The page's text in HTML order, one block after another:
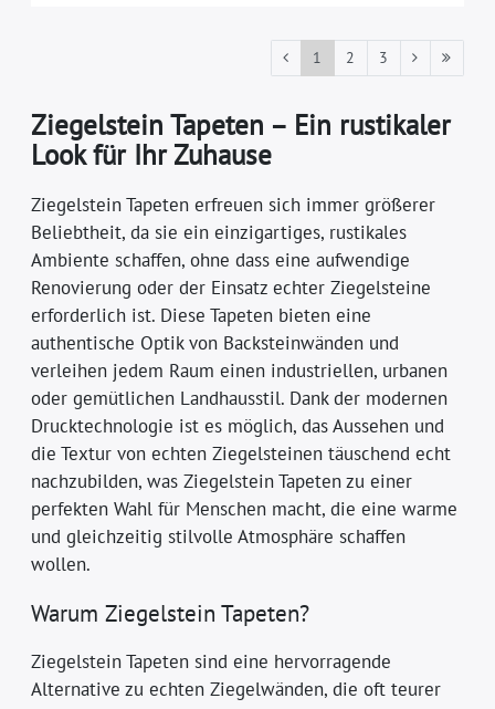
1 2 3
Ziegelstein Tapeten – Ein rustikaler
Look für Ihr Zuhause
Ziegelstein Tapeten erfreuen sich immer größerer
Beliebtheit, da sie ein einzigartiges, rustikales
Ambiente schaffen, ohne dass eine aufwendige
Renovierung oder der Einsatz echter Ziegelsteine
erforderlich ist. Diese Tapeten bieten eine
authentische Optik von Backsteinwänden und
verleihen jedem Raum einen industriellen, urbanen
oder gemütlichen Landhausstil. Dank der modernen
Drucktechnologie ist es möglich, das Aussehen und
die Textur von echten Ziegelsteinen täuschend echt
nachzubilden, was Ziegelstein Tapeten zu einer
perfekten Wahl für Menschen macht, die eine warme
und gleichzeitig stilvolle Atmosphäre schaffen
wollen.
Warum Ziegelstein Tapeten?
Ziegelstein Tapeten sind eine hervorragende
Alternative zu echten Ziegelwänden, die oft teurer